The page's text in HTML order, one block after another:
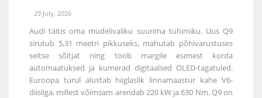
29 July, 2026
Audi täitis oma mudelivaliku suurima tühimiku. Uus Q9
sirutub 5,31 meetri pikkuseks, mahutab põhivarustuses
seitse sõitjat ning toob margile esimest korda
automaatuksed ja kumerad digitaalsed OLED-tagatuled.
Euroopa turul alustab hiiglaslik linnamaastur kahe V6-
diisliga, millest võimsam arendab 220 kW ja 630 Nm. Q9 on